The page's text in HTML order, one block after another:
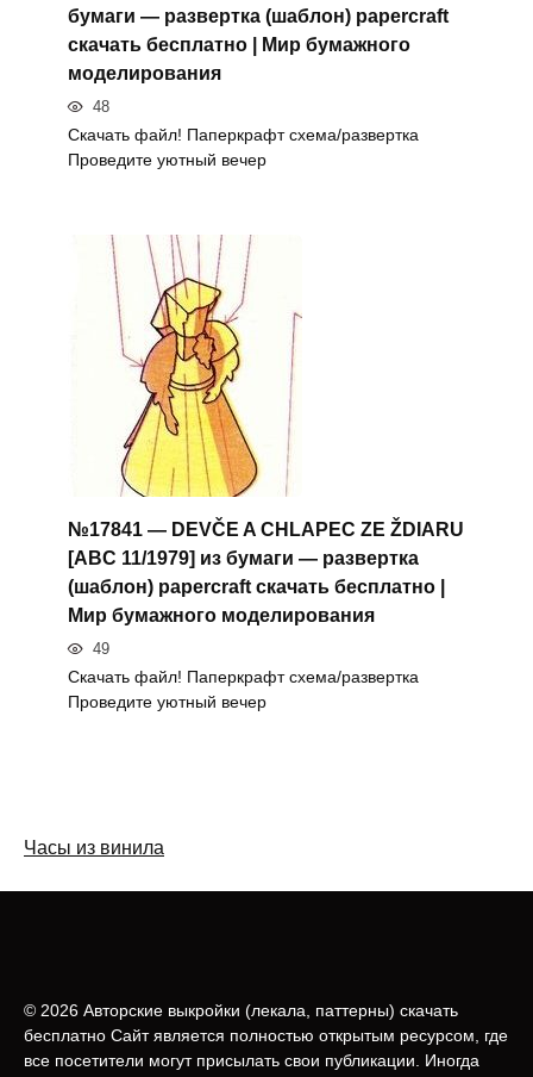
бумаги — развертка (шаблон) papercraft
скачать бесплатно | Мир бумажного
моделирования
48
Скачать файл! Паперкрафт схема/развертка
Проведите уютный вечер
№17841 — DEVČE A CHLAPEC ZE ŽDIARU
[ABC 11/1979] из бумаги — развертка
(шаблон) papercraft скачать бесплатно |
Мир бумажного моделирования
49
Скачать файл! Паперкрафт схема/развертка
Проведите уютный вечер
Часы из винила
© 2026 Авторские выкройки (лeкала, паттерны) скачать
бесплатно Сайт является полностью открытым ресурсом, где
все посетители могут присылать свои публикации. Иногда